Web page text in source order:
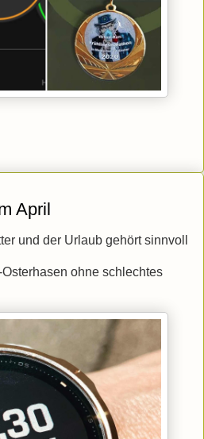
April
und der Urlaub gehört sinnvoll
ohne schlechtes